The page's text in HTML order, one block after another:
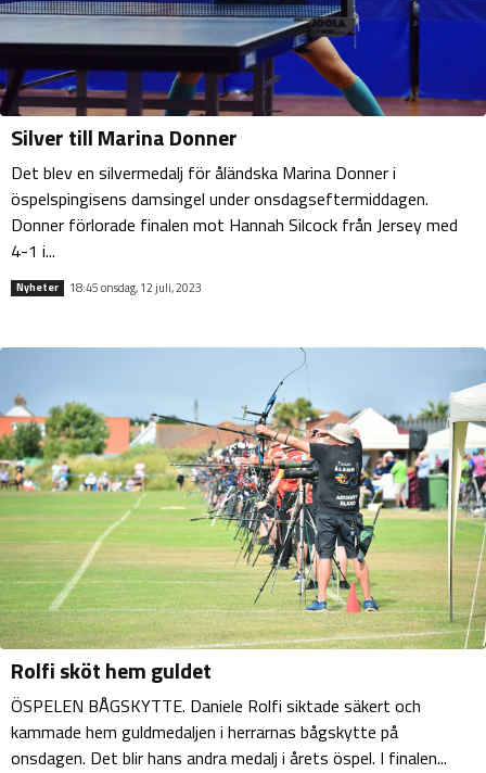
Silver till Marina Donner
Det blev en silvermedalj för åländska Marina Donner i
öspelspingisens damsingel under onsdagseftermiddagen.
Donner förlorade finalen mot Hannah Silcock från Jersey med
4-1 i...
Nyheter 18:45 onsdag, 12 juli, 2023
Rolfi sköt hem guldet
ÖSPELEN BÅGSKYTTE. Daniele Rolfi siktade säkert och
kammade hem guldmedaljen i herrarnas bågskytte på
onsdagen. Det blir hans andra medalj i årets öspel. I finalen...